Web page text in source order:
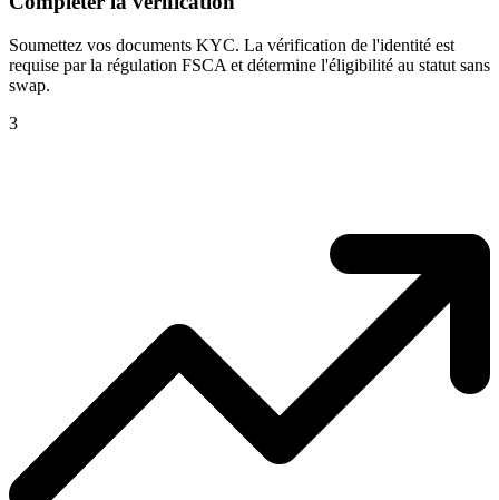
Soumettez vos documents KYC. La vérification de l'identité est
requise par la régulation FSCA et détermine l'éligibilité au statut sans
swap.
3